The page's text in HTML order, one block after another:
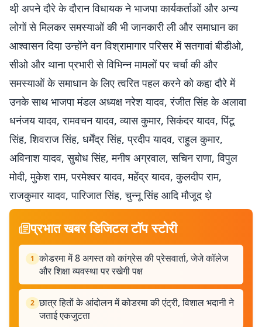
थी़ अपने दौरे के दौरान विधायक ने भाजपा कार्यकर्ताओं और अन्य
लोगों से मिलकर समस्याओं की भी जानकारी ली और समाधान का
आश्वासन दिया़ उन्होंने वन विश्रामागार परिसर में सतगावां बीडीओ,
सीओ और थाना प्रभारी से विभिन्न मामलों पर चर्चा की और
समस्याओं के समाधान के लिए त्वरित पहल करने को कहा़ दौरे में
उनके साथ भाजपा मंडल अध्यक्ष नरेश यादव, रंजीत सिंह के अलावा
धनंजय यादव, रामवचन यादव, व्यास कुमार, सिकंदर यादव, पिंटू
सिंह, शिवराज सिंह, धर्मेंद्र सिंह, प्रदीप यादव, राहुल कुमार,
अविनाश यादव, सुबोध सिंह, मनीष अग्रवाल, सचिन राणा, विपुल
मोदी, मुकेश राम, परमेश्वर यादव, महेंद्र यादव, कुलदीप राम,
राजकुमार यादव, पारिजात सिंह, चुन्नू सिंह आदि मौजूद थे़
प्रभात खबर डिजिटल टॉप स्टोरी
1 कोडरमा में 8 अगस्त को कांग्रेस की प्रेसवार्ता, जेजे कॉलेज
और शिक्षा व्यवस्था पर रखेगी पक्ष
2 छात्र हितों के आंदोलन में कोडरमा की एंट्री, विशाल भदानी ने
जताई एकजुटता